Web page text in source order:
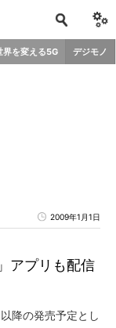
界を変える5G デジモノ
2009年1月1日
アプリも配信
降の発売予定とし